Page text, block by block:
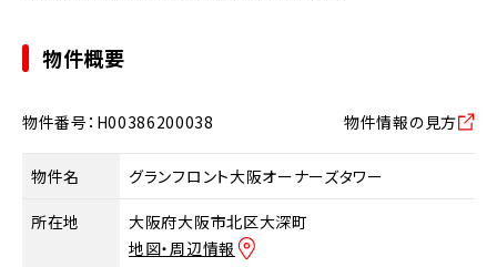
物件概要
物件番号：H00386200038 物件情報の見方
物件名 グランフロント大阪オーナーズタワー
所在地
大阪府大阪市北区大深町
地図・周辺情報